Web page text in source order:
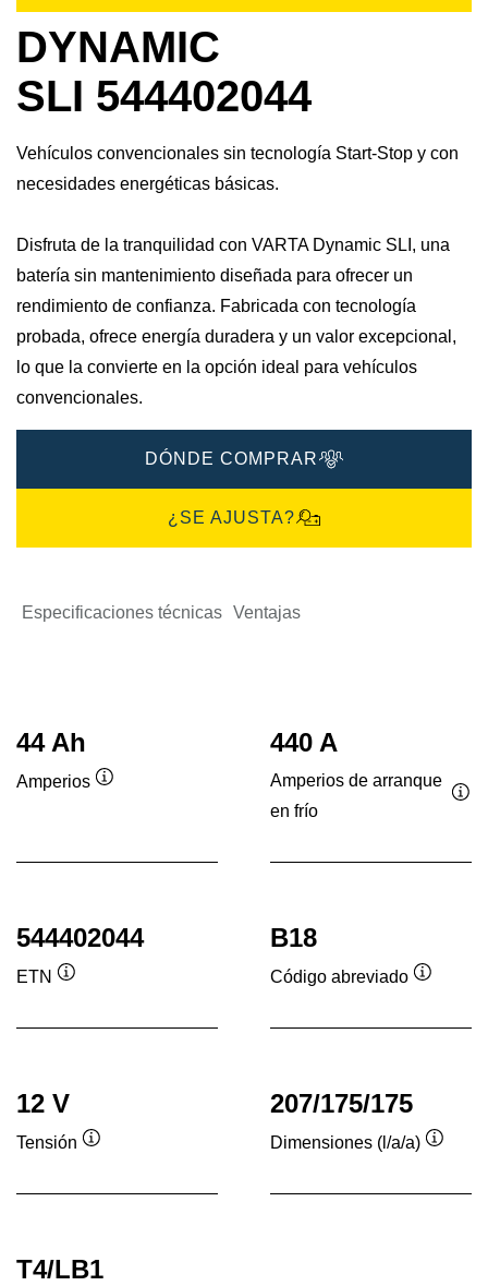
DYNAMIC
SLI 544402044
Vehículos convencionales sin tecnología Start-Stop y con
necesidades energéticas básicas.
Disfruta de la tranquilidad con VARTA Dynamic SLI, una
batería sin mantenimiento diseñada para ofrecer un
rendimiento de confianza. Fabricada con tecnología
probada, ofrece energía duradera y un valor excepcional,
lo que la convierte en la opción ideal para vehículos
convencionales.
DÓNDE COMPRAR
¿SE AJUSTA?
Especificaciones técnicas Ventajas
44 Ah
Amperios
440 A
Amperios de arranque
en frío
544402044
ETN
herramientas
B18
Código abreviado
12 V
Tensión
herramientas
207/175/175
Dimensiones (l/a/a)
T4/LB1